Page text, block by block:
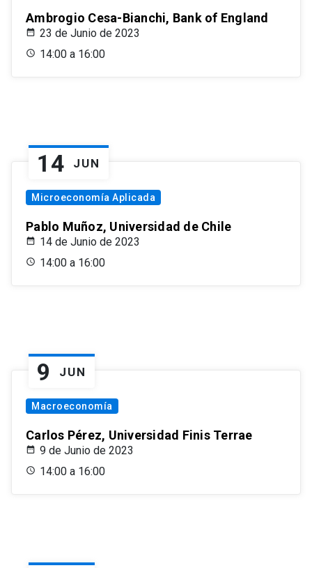
Ambrogio Cesa-Bianchi, Bank of England
23 de Junio de 2023
14:00 a 16:00
14 JUN
Microeconomía Aplicada
Pablo Muñoz, Universidad de Chile
14 de Junio de 2023
14:00 a 16:00
9 JUN
Macroeconomía
Carlos Pérez, Universidad Finis Terrae
9 de Junio de 2023
14:00 a 16:00